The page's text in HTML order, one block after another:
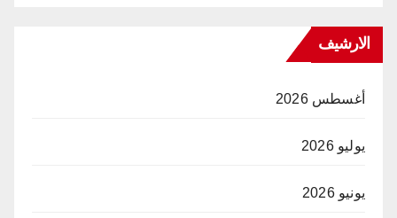
الارشيف
أغسطس 2026
يوليو 2026
يونيو 2026